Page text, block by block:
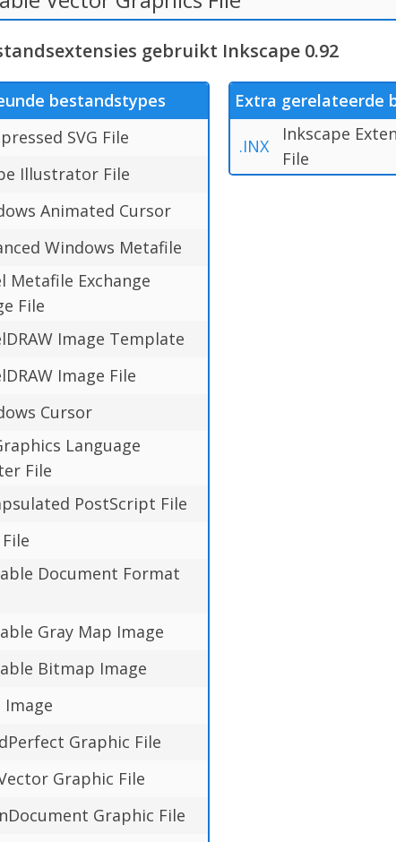
gebruikt Inkscape 0.92
bestandstypes
SVG File
Illustrator File
Animated Cursor
Windows Metafile
Metafile Exchange
File
Image Template
Image File
Cursor
Language
File
PostScript File
Document Format
Gray Map Image
Bitmap Image
Image
Graphic File
Graphic File
Graphic File
Extra gerelateerde
.INX
Inkscape
File